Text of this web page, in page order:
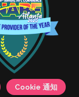
Cookie 通知